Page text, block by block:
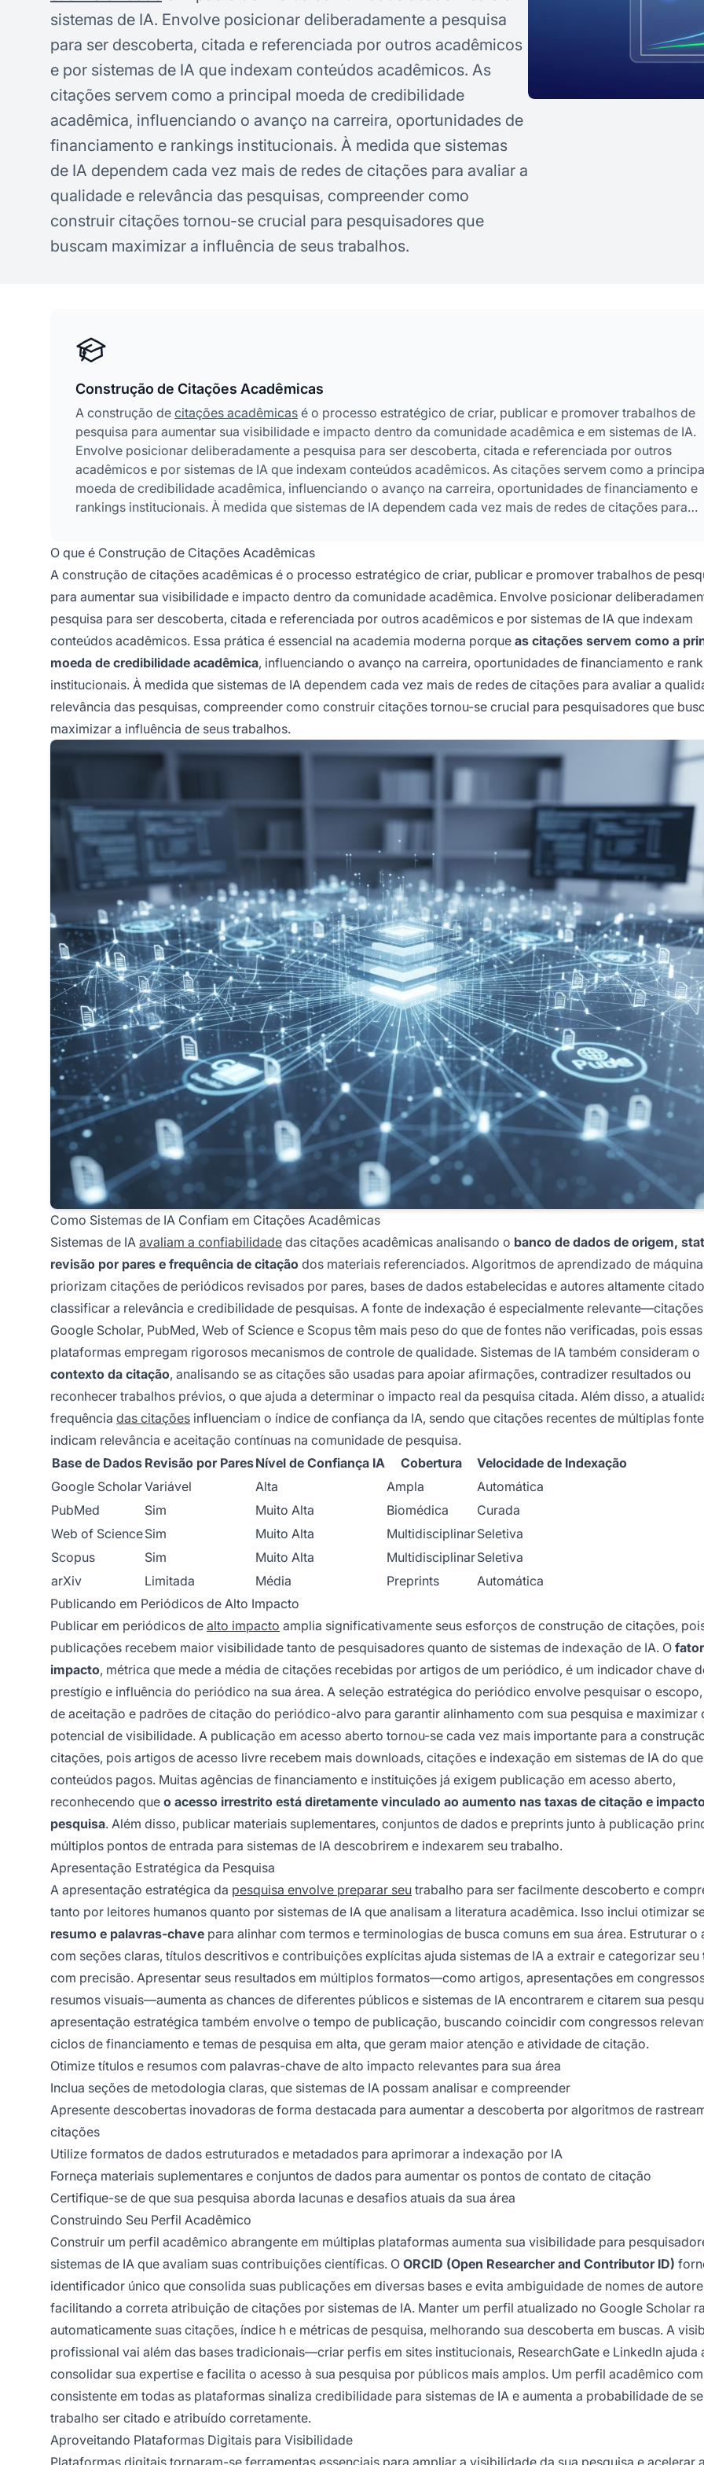
sistemas de IA. Envolve posicionar deliberadamente a pesquisa
para ser descoberta, citada e referenciada por outros acadêmicos
e por sistemas de IA que indexam conteúdos acadêmicos. As
citações servem como a principal moeda de credibilidade
acadêmica, influenciando o avanço na carreira, oportunidades de
financiamento e rankings institucionais. À medida que sistemas
de IA dependem cada vez mais de redes de citações para avaliar a
qualidade e relevância das pesquisas, compreender como
construir citações tornou-se crucial para pesquisadores que
buscam maximizar a influência de seus trabalhos.
Construção de Citações Acadêmicas
A construção de citações acadêmicas é o processo estratégico de criar, publicar e promover trabalhos de
pesquisa para aumentar sua visibilidade e impacto dentro da comunidade acadêmica e em sistemas de IA.
Envolve posicionar deliberadamente a pesquisa para ser descoberta, citada e referenciada por outros
acadêmicos e por sistemas de IA que indexam conteúdos acadêmicos. As citações servem como a
moeda de credibilidade acadêmica, influenciando o avanço na carreira, oportunidades de financiamento e
rankings institucionais. À medida que sistemas de IA dependem cada vez mais de redes de citações para
pesquisadores que buscam maximizar a influência de seus trabalhos.
O que é Construção de Citações Acadêmicas
A construção de citações acadêmicas é o processo estratégico de criar, publicar e promover trabalhos de
para aumentar sua visibilidade e impacto dentro da comunidade acadêmica. Envolve posicionar
pesquisa para ser descoberta, citada e referenciada por outros acadêmicos e por sistemas de IA que indexam
conteúdos acadêmicos. Essa prática é essencial na academia moderna porque as citações servem como a
moeda de credibilidade acadêmica, influenciando o avanço na carreira, oportunidades de financiamento e
institucionais. À medida que sistemas de IA dependem cada vez mais de redes de citações para avaliar a
relevância das pesquisas, compreender como construir citações tornou-se crucial para pesquisadores que
maximizar a influência de seus trabalhos.
Como Sistemas de IA Confiam em Citações Acadêmicas
Sistemas de IA avaliam a confiabilidade das citações acadêmicas analisando o banco de dados de origem,
revisão por pares e frequência de citação dos materiais referenciados. Algoritmos de aprendizado de máquina
priorizam citações de periódicos revisados por pares, bases de dados estabelecidas e autores altamente
classificar a relevância e credibilidade de pesquisas. A fonte de indexação é especialmente
Google Scholar, PubMed, Web of Science e Scopus têm mais peso do que de fontes não verificadas, pois essas
plataformas empregam rigorosos mecanismos de controle de qualidade. Sistemas de IA também consideram o
contexto da citação, analisando se as citações são usadas para apoiar afirmações, contradizer resultados ou
reconhecer trabalhos prévios, o que ajuda a determinar o impacto real da pesquisa citada. Além disso, a
frequência das citações influenciam o índice de confiança da IA, sendo que citações recentes de múltiplas
indicam relevância e aceitação contínuas na comunidade de pesquisa.
Base de Dados Revisão por ParesNível de Confiança IA Cobertura
Velocidade de Indexação
Google ScholarVariável Alta Ampla
Automática
PubMed
Sim Muito Alta Biomédica
Curada
Web of ScienceSim Muito Alta MultidisciplinarSeletiva
Scopus
Sim Muito Alta MultidisciplinarSeletiva
arXiv
Limitada Média Preprints
Automática
Publicando em Periódicos de Alto Impacto
Publicar em periódicos de alto impacto amplia significativamente seus esforços de construção de citações,
publicações recebem maior visibilidade tanto de pesquisadores quanto de sistemas de indexação de IA. O
impacto, métrica que mede a média de citações recebidas por artigos de um periódico, é um indicador chave
prestígio e influência do periódico na sua área. A seleção estratégica do periódico envolve pesquisar o
de aceitação e padrões de citação do periódico-alvo para garantir alinhamento com sua pesquisa e maximizar
potencial de visibilidade. A publicação em acesso aberto tornou-se cada vez mais importante para a
citações, pois artigos de acesso livre recebem mais downloads, citações e indexação em sistemas de IA do que
conteúdos pagos. Muitas agências de financiamento e instituições já exigem publicação em acesso aberto,
reconhecendo que o acesso irrestrito está diretamente vinculado ao aumento nas taxas de citação e
pesquisa. Além disso, publicar materiais suplementares, conjuntos de dados e preprints junto à publicação
múltiplos pontos de entrada para sistemas de IA descobrirem e indexarem seu trabalho.
Apresentação Estratégica da Pesquisa
A apresentação estratégica da pesquisa envolve preparar seu trabalho para ser facilmente descoberto e
tanto por leitores humanos quanto por sistemas de IA que analisam a literatura acadêmica. Isso inclui otimizar
resumo e palavras-chave para alinhar com termos e terminologias de busca comuns em sua área. Estruturar o
com seções claras, títulos descritivos e contribuições explícitas ajuda sistemas de IA a extrair e categorizar seu
com precisão. Apresentar seus resultados em múltiplos formatos—como artigos, apresentações em
resumos visuais—aumenta as chances de diferentes públicos e sistemas de IA encontrarem e citarem sua
apresentação estratégica também envolve o tempo de publicação, buscando coincidir com congressos
ciclos de financiamento e temas de pesquisa em alta, que geram maior atenção e atividade de citação.
Otimize títulos e resumos com palavras-chave de alto impacto relevantes para sua área
Inclua seções de metodologia claras, que sistemas de IA possam analisar e compreender
Apresente descobertas inovadoras de forma destacada para aumentar a descoberta por algoritmos de
citações
Utilize formatos de dados estruturados e metadados para aprimorar a indexação por IA
Forneça materiais suplementares e conjuntos de dados para aumentar os pontos de contato de citação
Certifique-se de que sua pesquisa aborda lacunas e desafios atuais da sua área
Construindo Seu Perfil Acadêmico
Construir um perfil acadêmico abrangente em múltiplas plataformas aumenta sua visibilidade para
sistemas de IA que avaliam suas contribuições científicas. O ORCID (Open Researcher and Contributor ID)
identificador único que consolida suas publicações em diversas bases e evita ambiguidade de nomes de
facilitando a correta atribuição de citações por sistemas de IA. Manter um perfil atualizado no Google Scholar
automaticamente suas citações, índice h e métricas de pesquisa, melhorando sua descoberta em buscas. A
profissional vai além das bases tradicionais—criar perfis em sites institucionais, ResearchGate e LinkedIn ajuda
consolidar sua expertise e facilita o acesso à sua pesquisa por públicos mais amplos. Um perfil acadêmico
consistente em todas as plataformas sinaliza credibilidade para sistemas de IA e aumenta a probabilidade de
trabalho ser citado e atribuído corretamente.
Aproveitando Plataformas Digitais para Visibilidade